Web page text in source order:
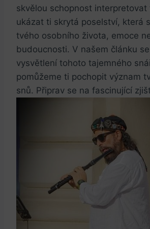
skvělou schopnost interpretovat
ukázat ti skrytá poselství, která
tvého osobního života, emoce
budoucnosti. V našem článku
vysvětlení tohoto tajemného
pomůžeme ti pochopit význam
snů. Připrav se na fascinující